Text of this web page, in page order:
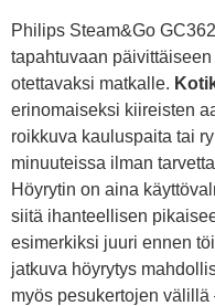
Philips Steam&Go
tapahtuvaan
otettavaksi matkalle.
erinomaiseksi kiireisten
roikkuva kauluspaita tai
minuuteissa ilman
Höyrytin on aina
siitä ihanteellisen
esimerkiksi juuri ennen
jatkuva höyrytys
myös pesukertojen